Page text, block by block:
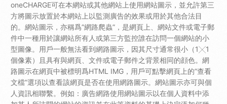
oneCHARGE可在本網站或其他網站上使用網站圖示，並允許第三
方將圖示放置於本網站上以監測廣告的效果或用於其他合法目
的。網站圖示，亦稱爲”網路爬蟲”，是網頁上、網站文件或電子郵
件中一種用於讓網站所有人或第三方監控誰在訪問一個網站的小
型圖像。用戶一般無法看到網路圖示，因其尺寸通常很小（1╳1
個像素）且具有與網頁、文件或電子郵件之背景相同的顔色。網
路圖示在網頁中被標明爲HTML IMG，用戶可點擊網頁上的”查看
文檔”選項以查看該網頁是否在使用網路圖示。網站圖示亦可與個
人資訊相聯繫。例如：廣告網路使用網站圖示以在個人資料中添